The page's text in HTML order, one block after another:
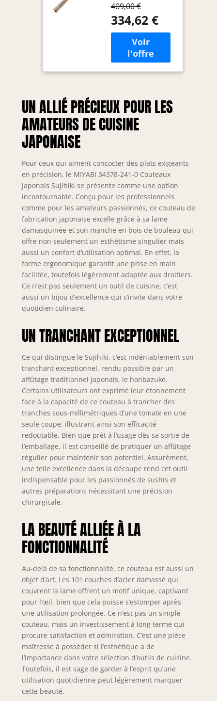
précision Fabriqué
au Japon Garantie :
A vie Matière :
Lame en acier
inoxydable spécial
design damas 101
couches, manche
bouleau
Dimensions : 24
cm
409,00 €
334,62 €
UN ALLIÉ PRÉCIEUX POUR LES
AMATEURS DE CUISINE
JAPONAISE
Pour ceux qui aiment concocter des plats exigeants
en précision, le MIYABI 34378-241-0 Couteaux
Japonais Sujihiki se présente comme une option
incontournable. Conçu pour les professionnels
comme pour les amateurs passionnés, ce couteau de
fabrication japonaise excelle grâce à sa lame
damasquinée et son manche en bois de bouleau qui
offre non seulement un esthétisme singulier mais
aussi un confort d’utilisation optimal. En effet, la
forme ergonomique garantit une prise en main
facilitée, toutefois légèrement adaptée aux droitiers.
Ce n’est pas seulement un outil de cuisine, c’est
aussi un bijou d’excellence qui s’invite dans votre
quotidien culinaire.
UN TRANCHANT EXCEPTIONNEL
Ce qui distingue le Sujihiki, c’est indéniablement son
tranchant exceptionnel, rendu possible par un
affûtage traditionnel japonais, le honbazuke.
Certains utilisateurs ont exprimé leur étonnement
face à la capacité de ce couteau à trancher des
tranches sous-millimétriques d’une tomate en une
seule coupe, illustrant ainsi son efficacité
redoutable. Bien que prêt à l’usage dès sa sortie de
l’emballage, il est conseillé de pratiquer un affûtage
régulier pour maintenir son potentiel. Assurément,
une telle excellence dans la découpe rend cet outil
indispensable pour les passionnés de sushis et
autres préparations nécessitant une précision
chirurgicale.
LA BEAUTÉ ALLIÉE À LA
FONCTIONNALITÉ
Au-delà de sa fonctionnalité, ce couteau est aussi un
objet d’art. Les 101 couches d’acier damassé qui
couvrent la lame offrent un motif unique, captivant
pour l’œil, bien que cela puisse s’estomper après
une utilisation prolongée. Ce n’est pas un simple
couteau, mais un investissement à long terme qui
procure satisfaction et admiration. C’est une pièce
maîtresse à posséder si l’esthétique a de
l’importance dans votre sélection d’outils de cuisine.
Toutefois, il est sage de garder à l’esprit qu’une
utilisation quotidienne peut légèrement marquer
cette beauté.